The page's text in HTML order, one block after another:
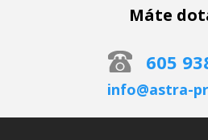
Máte
605
info@astra-